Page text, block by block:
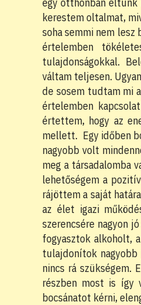
kerestem oltalmat,
soha semmi nem
értelemben
tulajdonságokkal.
váltam teljesen.
de sosem tudtam mi
értelemben
értettem, hogy az
mellett. Egy időben
nagyobb volt
meg a társadalomba
lehetőségem a
rájöttem a saját
az élet igazi
szerencsére nagyon
fogyasztok alkoholt,
tulajdonítok
nincs rá szükségem.
részben most is így
bocsánatot kérni,